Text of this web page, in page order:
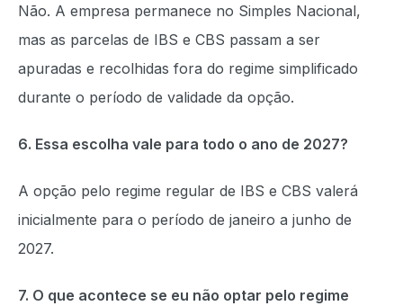
Não. A empresa permanece no Simples Nacional,
mas as parcelas de IBS e CBS passam a ser
apuradas e recolhidas fora do regime simplificado
durante o período de validade da opção.
6. Essa escolha vale para todo o ano de 2027?
A opção pelo regime regular de IBS e CBS valerá
inicialmente para o período de janeiro a junho de
2027.
7. O que acontece se eu não optar pelo regime